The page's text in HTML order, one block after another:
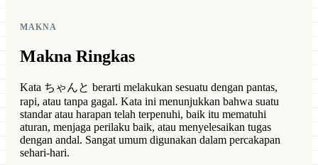
MAKNA
Makna Ringkas
Kata ちゃんと berarti melakukan sesuatu dengan pantas,
rapi, atau tanpa gagal. Kata ini menunjukkan bahwa suatu
standar atau harapan telah terpenuhi, baik itu mematuhi
aturan, menjaga perilaku baik, atau menyelesaikan tugas
dengan andal. Sangat umum digunakan dalam percakapan
sehari-hari.